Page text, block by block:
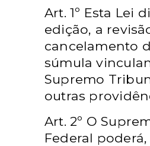
Art. 1º Esta Lei
edição, a
cancelamento
súmula
Supremo
outras
Art. 2º O
Federal